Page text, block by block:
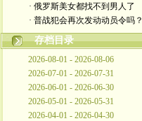
· 俄罗斯美女都找不到男人了
· 普战犯会再次发动动员令吗？
存档目录
2026-08-01 - 2026-08-06
2026-07-01 - 2026-07-31
2026-06-01 - 2026-06-30
2026-05-01 - 2026-05-31
2026-04-01 - 2026-04-30